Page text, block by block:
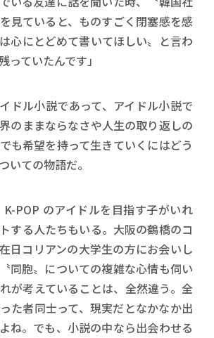
見ていると、ものすごく閉塞感を感
心にとどめて書いてほしい〟と言わ
っていたんです」
ドル小説であって、アイドル小説で
のままならなさや人生の取り返しの
も希望を持って生きていくにはどう
いての物語だ。
K-POP のアイドルを目指す子がいれ
する人たちもいる。大阪の鶴橋のコ
日コリアンの大学生の方にお会いし
同胞〟についての複雑な心情も伺い
が考えていることは、全然違う。全
た者同士って、現実だとなかなか出
ね。でも、小説の中なら出会わせる